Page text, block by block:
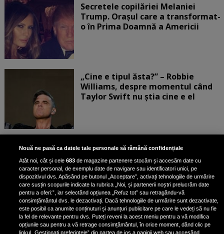
Secretele copilăriei Melaniei
Trump. Orașul care a transformat-
o în Prima Doamnă a Americii
„Cine e tipul ăsta?” – Robbie
Williams, despre momentul când
Taylor Swift nu știa cine e el
Bruce Dickinson, solistul trupei
Iron Maiden, şi-a arătat talentul
de scrimer la un concurs în Franţa
Nicki Minaj, acuzată de agresiune
de fostul manager: Detalii șocante
Nouă ne pasă ca datele tale personale să rămână confidențiale
Atât noi, cât și cele683 de magazine partenere stocăm și accesăm date cu
caracter personal, de exemplu date de navigare sau identificatori unici, pe
dispozitivul dvs. Apăsând pe butonul „Acceptare”, activați tehnologiile de urmărire
care susțin scopurile indicate la rubrica „Noi, și partenerii noștri prelucrăm date
pentru a oferi:”, iar selectând opțiunea „Refuz tot” sau retragându-vă
consimțământul dvs. le dezactivați. Dacă tehnologiile de urmărire sunt dezactivate,
este posibil ca anumite conținuturi și anunțuri publicitare pe care le vedeți să nu fie
la fel de relevante pentru dvs. Puteți reveni la acest meniu pentru a vă modifica
opțiunile sau pentru a vă retrage consimțământul, în orice moment, dând clic pe
linkul „Gestionați preferințele” din partea de jos a paginii web sau accesând